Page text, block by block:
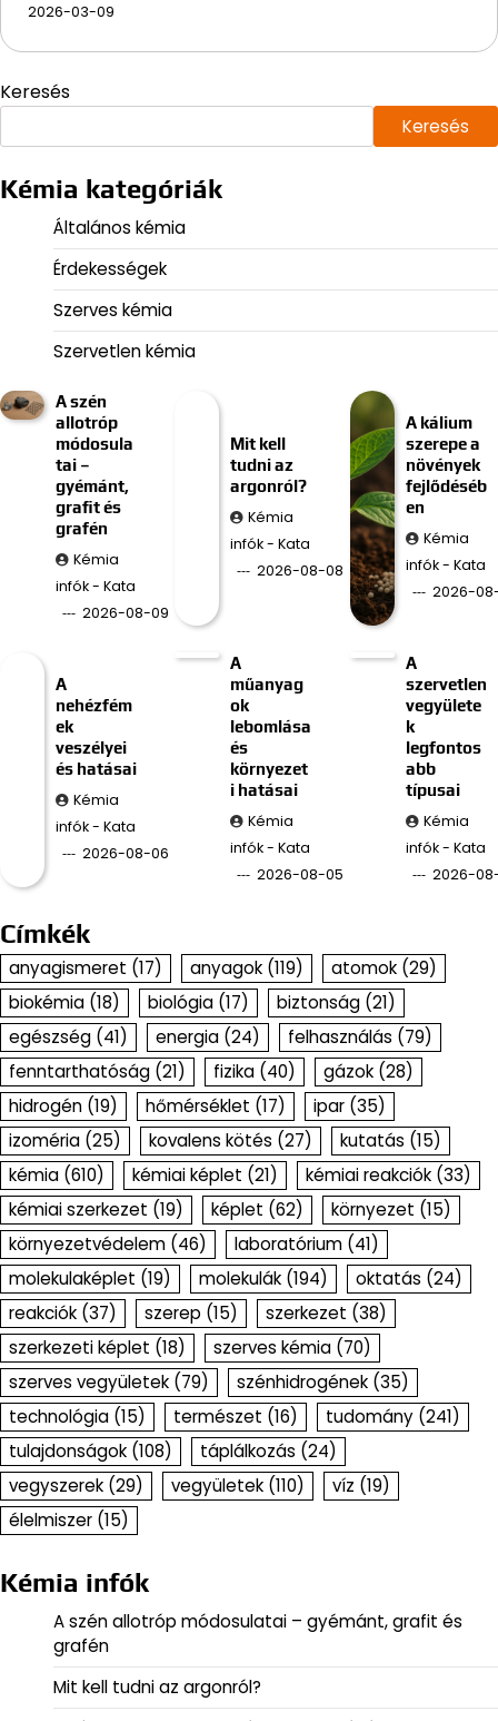
2026-03-09
Keresés
Keresés
Kémia kategóriák
Általános kémia
Érdekességek
Szerves kémia
Szervetlen kémia
A szén
allotróp
módosula
tai –
gyémánt,
grafit és
grafén
Kémia
infók - Kata
2026-08-09
Mit kell
tudni az
argonról?
Kémia
infók - Kata
2026-08-08
A kálium
szerepe a
növények
fejlődéséb
en
Kémia
infók - Kata
2026-
A
nehézfém
ek
veszélyei
és hatásai
Kémia
infók - Kata
2026-08-06
A
műanyag
ok
lebomlása
és
környezet
i hatásai
Kémia
infók - Kata
2026-08-05
A
szervetlen
vegyülete
k
legfontos
abb
típusai
Kémia
infók - Kata
2026-
Címkék
anyagismeret (17) anyagok (119) atomok (29)
biokémia (18) biológia (17) biztonság (21)
egészség (41) energia (24) felhasználás (79)
fenntarthatóság (21) fizika (40) gázok (28)
hidrogén (19) hőmérséklet (17) ipar (35)
izoméria (25) kovalens kötés (27) kutatás (15)
kémia (610) kémiai képlet (21) kémiai reakciók (33)
kémiai szerkezet (19) képlet (62) környezet (15)
környezetvédelem (46) laboratórium (41)
molekulaképlet (19) molekulák (194) oktatás (24)
reakciók (37) szerep (15) szerkezet (38)
szerkezeti képlet (18) szerves kémia (70)
szerves vegyületek (79) szénhidrogének (35)
technológia (15) természet (16) tudomány (241)
tulajdonságok (108) táplálkozás (24)
vegyszerek (29) vegyületek (110) víz (19)
élelmiszer (15)
Kémia infók
A szén allotróp módosulatai – gyémánt, grafit és
grafén
Mit kell tudni az argonról?